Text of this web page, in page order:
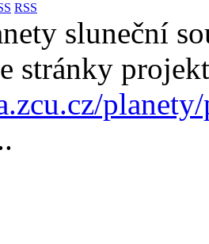
RSS
sluneční
stránky